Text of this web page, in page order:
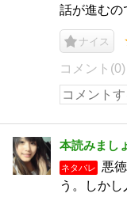
話が進むの
ナイス
コメント(0)
本読みまし
ネタバレ
悪
う。しか